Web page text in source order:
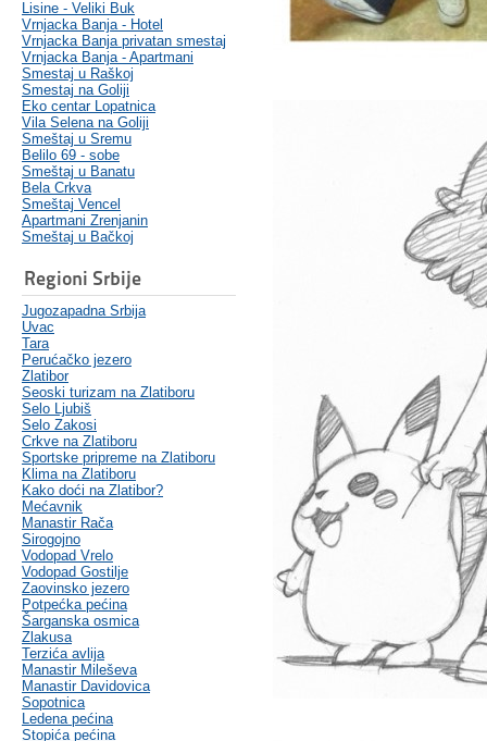
Lisine - Veliki Buk
Vrnjacka Banja - Hotel
Vrnjacka Banja privatan smestaj
Vrnjacka Banja - Apartmani
Smestaj u Raškoj
Smestaj na Goliji
Eko centar Lopatnica
Vila Selena na Goliji
Smeštaj u Sremu
Belilo 69 - sobe
Smeštaj u Banatu
Bela Crkva
Smeštaj Vencel
Apartmani Zrenjanin
Smeštaj u Bačkoj
Regioni Srbije
Jugozapadna Srbija
Uvac
Tara
Perućačko jezero
Zlatibor
Seoski turizam na Zlatiboru
Selo Ljubiš
Selo Zakosi
Crkve na Zlatiboru
Sportske pripreme na Zlatiboru
Klima na Zlatiboru
Kako doći na Zlatibor?
Mećavnik
Manastir Rača
Sirogojno
Vodopad Vrelo
Vodopad Gostilje
Zaovinsko jezero
Potpećka pećina
Šarganska osmica
Zlakusa
Terzića avlija
Manastir Mileševa
Manastir Davidovica
Sopotnica
Ledena pećina
Stopića pećina